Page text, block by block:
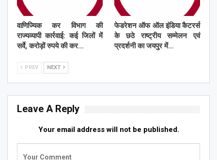
वाणिज्यिक कर विभाग की
राज्यव्यापी कार्रवाई: कई जिलों में
सर्वे, करोड़ों रुपये की कर…
फेडरेशन ऑफ ऑल इंडिया कैटरर्स
के छठे राष्ट्रीय सम्मेलन एवं
प्रदर्शनी का जयपुर में…
PREV NEXT
Leave A Reply
Your email address will not be published.